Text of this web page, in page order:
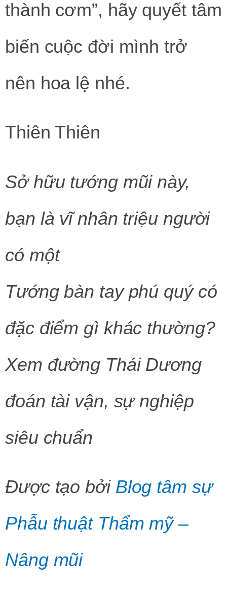
thành cơm”, hãy quyết tâm
biến cuộc đời mình trở
nên hoa lệ nhé.
Thiên Thiên
Sở hữu tướng mũi này,
bạn là vĩ nhân triệu người
có một
Tướng bàn tay phú quý có
đặc điểm gì khác thường?
Xem đường Thái Dương
đoán tài vận, sự nghiệp
siêu chuẩn
Được tạo bởi Blog tâm sự
Phẫu thuật Thẩm mỹ –
Nâng mũi